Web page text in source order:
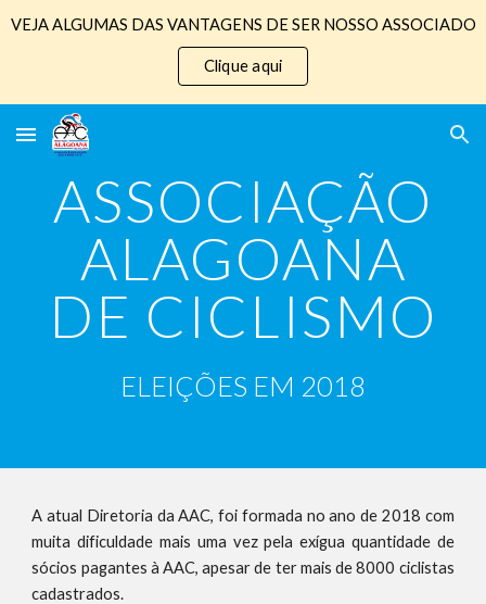
VEJA ALGUMAS DAS VANTAGENS DE SER NOSSO ASSOCIADO
Clique aqui
ASSOCIAÇÃO
ALAGOANA
DE CICLISMO
ELEIÇÕES EM 2018
A atual Diretoria da AAC, foi formada no ano de 2018 com
muita dificuldade mais uma vez pela exígua quantidade de
sócios pagantes à AAC, apesar de ter mais de 8000 ciclistas
cadastrados.